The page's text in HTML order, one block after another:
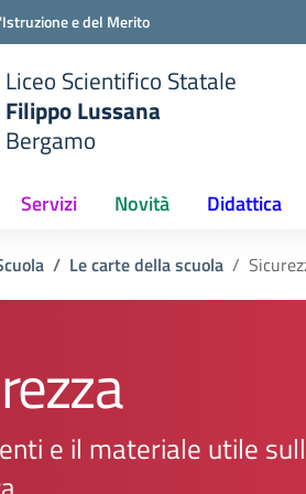
e del Merito
Liceo Scientifico Statale
Filippo Lussana
Bergamo
Servizi Novità Didattica
Le carte della scuola
e il materiale utile